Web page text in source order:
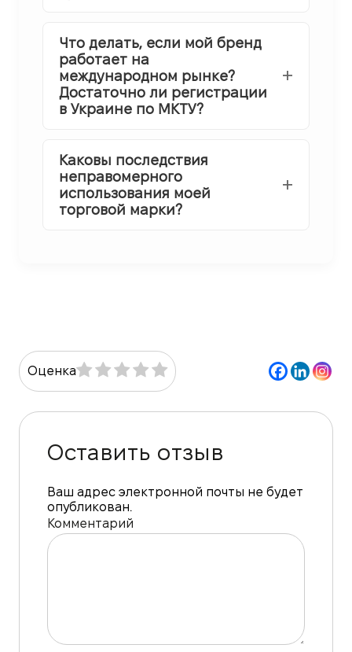
Что делать, если мой бренд
работает на
международном рынке?
Достаточно ли регистрации
в Украине по МКТУ?
Каковы последствия
неправомерного
использования моей
торговой марки?
Оценка
Оставить отзыв
Ваш адрес электронной почты не будет
опубликован.
Комментарий